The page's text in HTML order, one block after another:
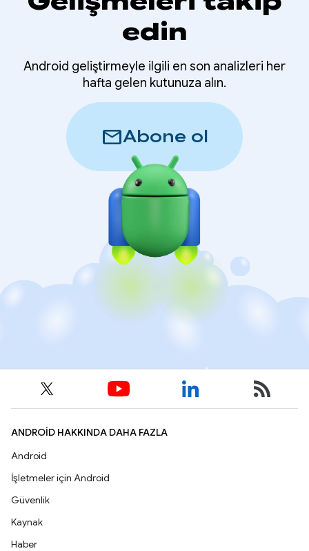
edin
Android geliştirmeyle ilgili en son analizleri her
hafta gelen kutunuza alın.
mailAbone ol
ANDROID HAKKINDA DAHA FAZLA
Android
İşletmeler için Android
Güvenlik
Kaynak
Haber